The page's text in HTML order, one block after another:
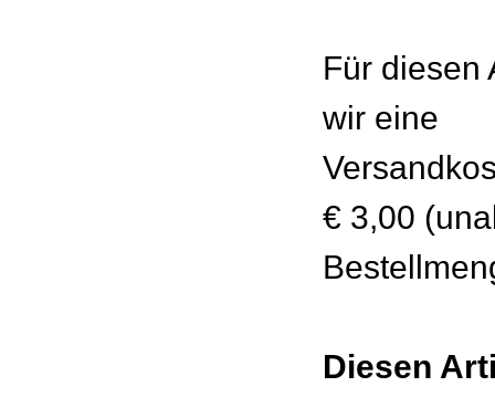
Für diesen
wir eine
€ 3,00
Diesen